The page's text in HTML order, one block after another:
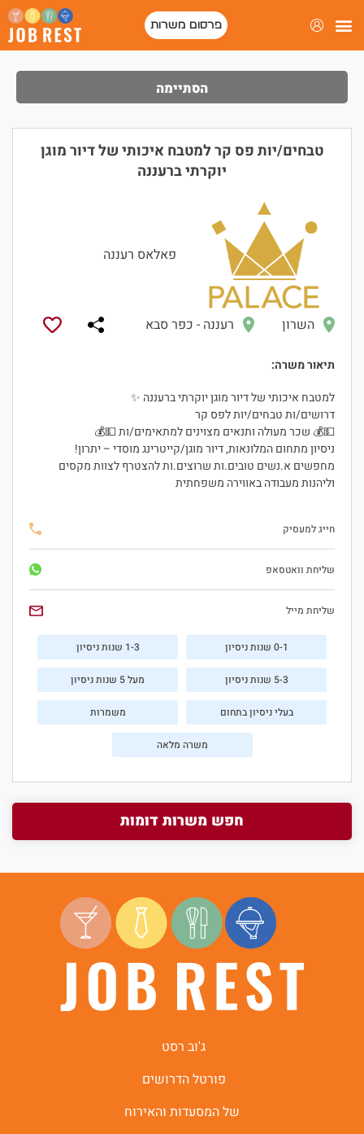
פרסום משרות
הסתיימה
טבחים/יות פס קר למטבח איכותי של דיור מוגן
יוקרתי ברעננה
פאלאס רעננה
השרון רעננה - כפר סבא
תיאור משרה:
למטבח איכותי של דיור מוגן יוקרתי ברעננה ✨
דרושים/ות טבחים/יות לפס קר
💵💰 שכר מעולה ותנאים מצוינים למתאימים/ות 💵💰
ניסיון מתחום המלונאות, דיור מוגן/קייטרינג מוסדי – יתרון!
מחפשים א.נשים טובים.ות שרוצים.ות להצטרף לצוות מקסים
וליהנות מעבודה באווירה משפחתית
חייג למעסיק
שליחת וואטסאפ
שליחת מייל
0-1 שנות ניסיון 1-3 שנות ניסיון
5-3 שנות ניסיון מעל 5 שנות ניסיון
בעלי ניסיון בתחום משמרות
משרה מלאה
חפש משרות דומות
ג'וב רסט
פורטל הדרושים
של המסעדות והאירוח